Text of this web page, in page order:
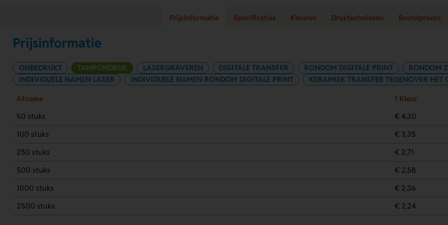
Prijsinformatie Specificaties Kleuren Druktechnieken Bestelproces
Prijsinformatie
ONBEDRUKT TAMPONDRUK LASERGRAVEREN DIGITALE TRANSFER RONDOM DIGITALE PRINT RONDOM
INDIVIDUELE NAMEN LASER
INDIVIDUELE NAMEN RONDOM DIGITALE PRINT KERAMIEK TRANSFER TEGENOVER HET
Afname
1 Kleur
50 stuks
€ 4,30
100 stuks
€ 3,35
250 stuks
€ 2,71
500 stuks
€ 2,58
1000 stuks
€ 2,36
2500 stuks
€ 2,24